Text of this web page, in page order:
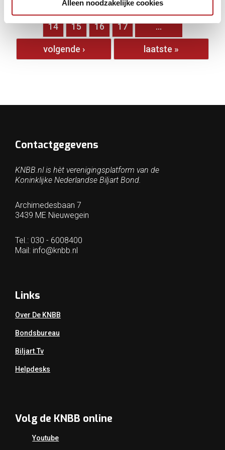
Alleen noodzakelijke cookies
9 10 11 12
14 15 16 17 …
volgende › laatste »
Contactgegevens
KNBB.nl is hèt verenigingsplatform van de
Koninklijke Nederlandse Biljart Bond.
Archimedesbaan 7
3439 ME Nieuwegein
Tel.: 030 - 6008400
Mail: info@knbb.nl
Links
Over De KNBB
Bondsbureau
Biljart.tv
Helpdesks
Volg de KNBB online
Youtube